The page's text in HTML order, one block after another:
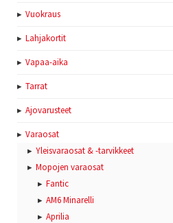
Vuokraus
Lahjakortit
Vapaa-aika
Tarrat
Ajovarusteet
Varaosat
Yleisvaraosat & -tarvikkeet
Mopojen varaosat
Fantic
AM6 Minarelli
Aprilia